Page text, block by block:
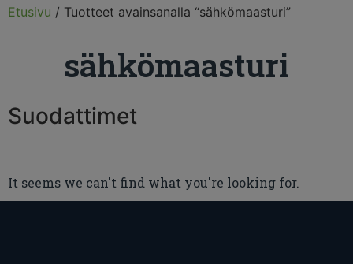
Etusivu / Tuotteet avainsanalla “sähkömaasturi”
sähkömaasturi
Suodattimet
It seems we can't find what you're looking for.